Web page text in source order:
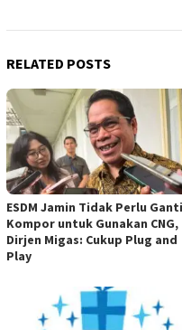
RELATED POSTS
ESDM Jamin Tidak Perlu Ganti
Kompor untuk Gunakan CNG,
Dirjen Migas: Cukup Plug and
Play